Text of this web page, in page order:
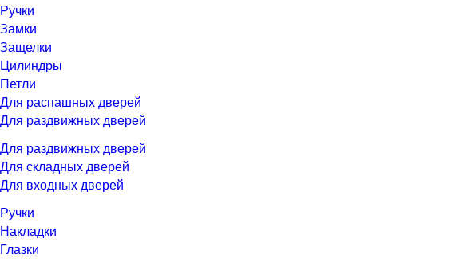
Ручки
Замки
Защелки
Цилиндры
Петли
Для распашных дверей
Для раздвижных дверей
Для раздвижных дверей
Для складных дверей
Для входных дверей
Ручки
Накладки
Глазки